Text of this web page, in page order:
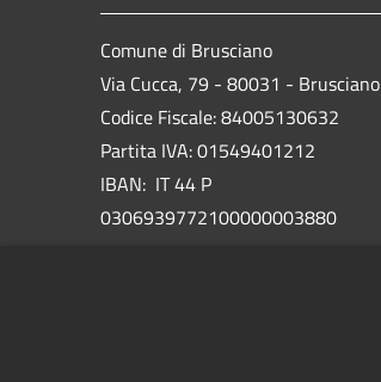
Comune di Brusciano
Via Cucca, 79 - 80031 - Brusciano
Codice Fiscale: 84005130632
Partita IVA: 01549401212
IBAN: IT 44 P
0306939772100000003880